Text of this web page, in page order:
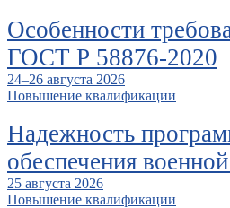
Особенности
ГОСТ Р 58876-2020
24–26 августа 2026
Повышение квалификации
Надежность
обеспечения
25 августа 2026
Повышение квалификации